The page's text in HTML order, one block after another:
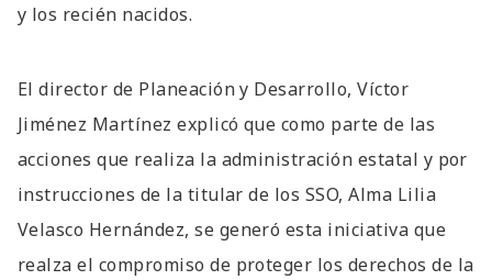
y los recién nacidos.
El director de Planeación y Desarrollo, Víctor
Jiménez Martínez explicó que como parte de las
acciones que realiza la administración estatal y por
instrucciones de la titular de los SSO, Alma Lilia
Velasco Hernández, se generó esta iniciativa que
realza el compromiso de proteger los derechos de la